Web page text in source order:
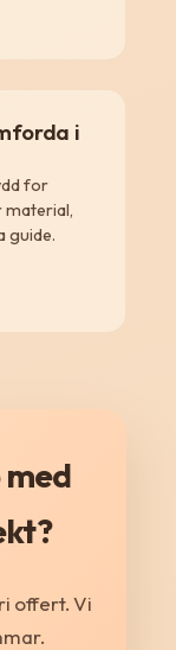
i
for
material,
guide.
offert. Vi